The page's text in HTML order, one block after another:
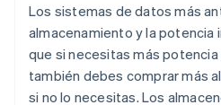
Los sistemas de datos más
almacenamiento y la potencia
que si necesitas más
también debes comprar más
si no lo necesitas. Los